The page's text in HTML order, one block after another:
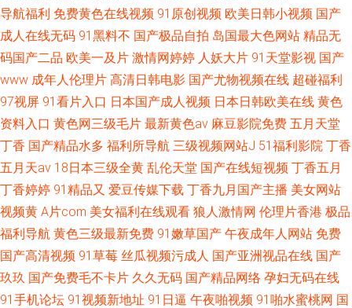
导航福利 免费黄色在线视频 91原创视频 欧美日韩小视频 国产
成人在线无码 91黑料不 国产极品自拍 岛国最大色网站 精品无
码国产二品 欧美一及片 激情网婷婷 人妖大片 91天堂影视 国产
www 成年人伦理片 高清日韩电影 国产尤物视频在线 超碰福利
97视屏 91看片入口 日本国产成人视频 日本日韩欧美在线 黄色
资料入口 黄色网三级毛片 最新黄色av 麻豆影院免费 五月天堂
丁香 国产精品水多 福利所导航 三级视频网站J 51福利影院 丁香
五月天av 18日本三级全黄 乱伦天堂 国产在线短视频 丁香五月
丁香婷婷 91精品又 爱豆传媒下载 丁香九月国产主播 美女网站
视频黄 A片com 美女福利在线观看 狼人激情网 伦理片香港 极品
福利导航 黄色三级最新免费 91嫩草国产 午夜成年人网站 免费
国产高清视频 91草莓 丝瓜视频污成人 国产亚洲视品在线 国产
玖玖 国产免费毛不卡片 久久无码 国产精品网络 孕妇无码在线
91手机论坛 91视频新地址 91日逼 午夜啪视频 91啪水蜜桃网 国